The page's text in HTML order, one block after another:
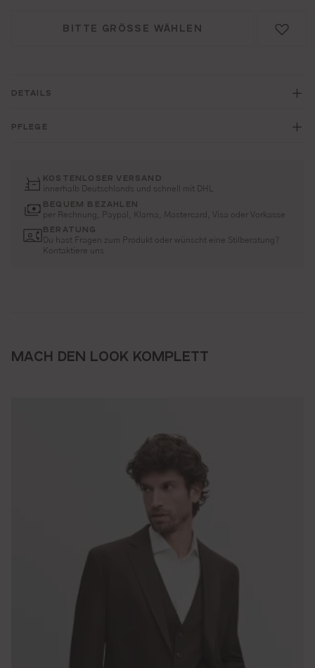
BITTE GRÖSSE WÄHLEN
DETAILS
PFLEGE
KOSTENLOSER VERSAND
innerhalb Deutschlands und schnell mit DHL
BEQUEM BEZAHLEN
per Rechnung, Paypal, Klarna, Mastercard, Visa oder Vorkasse
BERATUNG
Du hast Fragen zum Produkt oder wünscht eine Stilberatung?
Kontaktiere uns
MACH DEN LOOK KOMPLETT